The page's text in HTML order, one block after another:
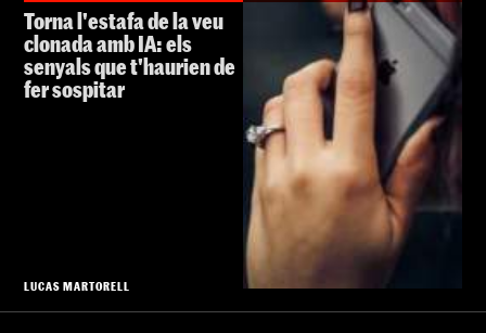
Torna l'estafa de la veu
clonada amb IA: els
senyals que t'haurien de
fer sospitar
LUCAS MARTORELL